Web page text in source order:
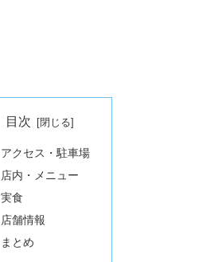
目次
アクセス・駐車場
店内・メニュー
実食
店舗情報
まとめ